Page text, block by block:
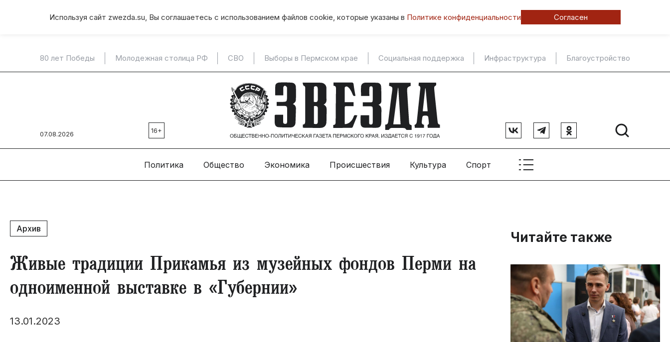
Используя сайт zwezda.su, Вы соглашаетесь с использованием файлов cookie, которые указаны в Политике конфиденциальности Согласен
80 лет Победы Молодежная столица РФ СВО Выборы в Пермском крае Социальная поддержка Инфраструктура Благоустройство
07.08.2026 16+
Политика Общество Экономика Происшествия Культура Спорт
Архив
Живые традиции Прикамья из музейных фондов Перми на
одноименной выставке в «Губернии»
13.01.2023
Читайте также